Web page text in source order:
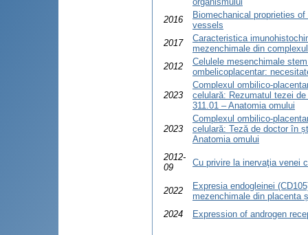
2016
Biomechanical proprieties
vessels
2017
Caracteristica
mezenchimale din
2012
Celulele mesenchimale
ombelicoplacentar:
2023
Complexul ombilico-
celulară: Rezumatul tezei
311.01 – Anatomia omului
2023
Complexul ombilico-
celulară: Teză de doctor în
Anatomia omului
2012-
09
Cu privire la inervaţia venei
2022
Expresia endogleinei
mezenchimale din placenta
2024
Expression of androgen